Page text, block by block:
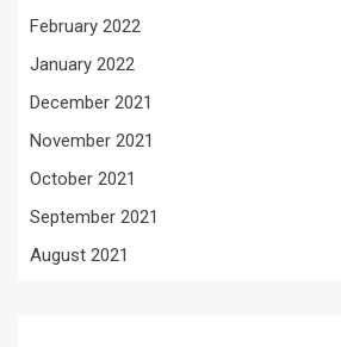
February 2022
January 2022
December 2021
November 2021
October 2021
September 2021
August 2021